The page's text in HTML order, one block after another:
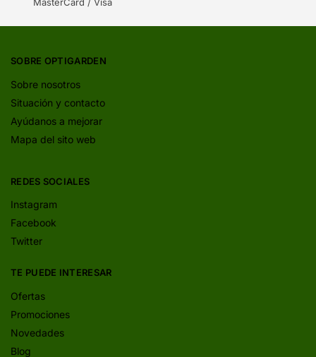
SOBRE OPTIGARDEN
Sobre nosotros
Situación y contacto
Ayúdanos a mejorar
Mapa del sito web
REDES SOCIALES
Instagram
Facebook
Twitter
TE PUEDE INTERESAR
Ofertas
Promociones
Novedades
Blog